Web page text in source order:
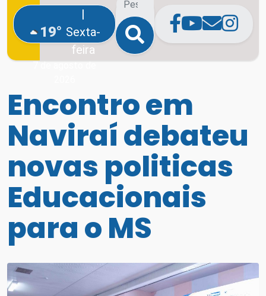
19°
|
Sexta-
feira
7 de agosto de
Encontro em
Naviraí debateu
novas politicas
Educacionais
para o MS